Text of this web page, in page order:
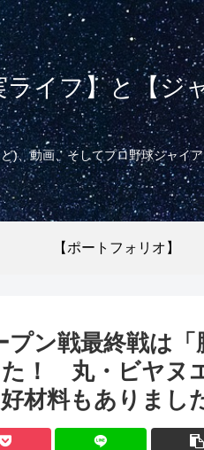
イフ】と【ジ
)、動画、そしてプロ野球ジャイ
【ポートフォリオ】
プン戦最終戦は「
た！ 丸・ビヤヌ
材料もありまし